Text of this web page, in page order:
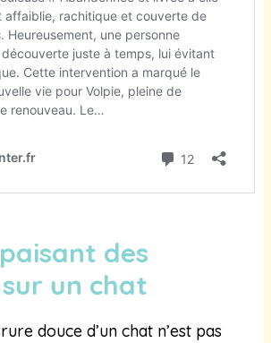
des
un chat
douce d’un chat n’est pas